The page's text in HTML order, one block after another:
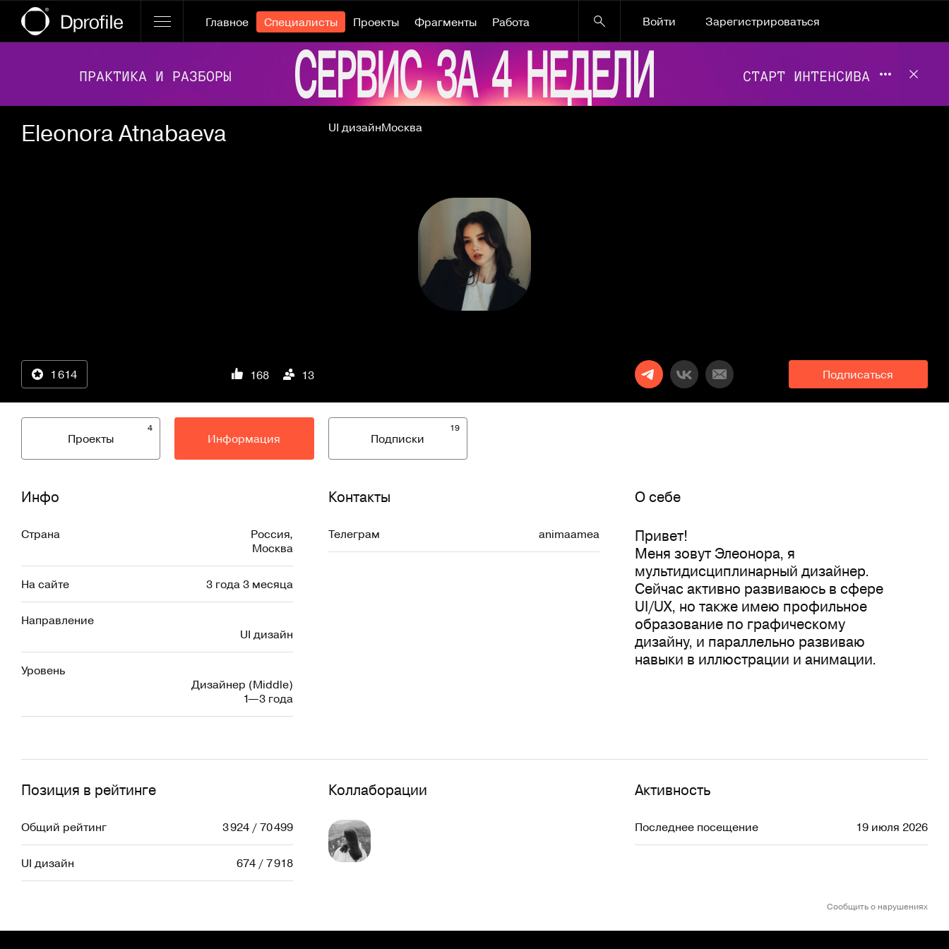
Главное Специалисты Проекты Фрагменты Работа Войти
Зарегистрироваться
Eleonora Atnabaeva UI дизайнМосква
1 614 168 13 Подписаться
4
Проекты Информация
19
Подписки
Инфо
Страна Россия,
Москва
На сайте 3 года 3 месяца
Направление
UI дизайн
Уровень
Дизайнер (Middle)
1—3 года
Контакты
Телеграм animaamea
O себе
Привет!
Меня зовут Элеонора, я
мультидисциплинарный дизайнер.
Сейчас активно развиваюсь в сфере
UI/UX, но также имею профильное
образование по графическому
дизайну, и параллельно развиваю
навыки в иллюстрации и анимации.
Позиция в рейтинге
Общий рейтинг 3 924 / 70 499
UI дизайн 674 / 7 918
Коллаборации Активность
Последнее посещение 19 июля 2026
Сообщить о нарушениях